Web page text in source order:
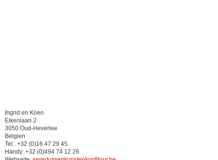
Ingrid en Koen
Eikenlaan 2
3050 Oud-Heverlee
Belgien
Tel.: +32 (0)16 47 29 45
Handy: +32 (0)494 74 12 26